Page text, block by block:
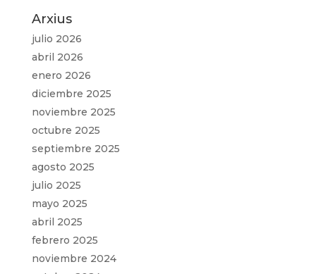
Arxius
julio 2026
abril 2026
enero 2026
diciembre 2025
noviembre 2025
octubre 2025
septiembre 2025
agosto 2025
julio 2025
mayo 2025
abril 2025
febrero 2025
noviembre 2024